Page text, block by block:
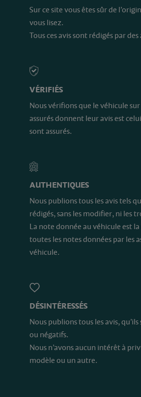
Sur ce site vous êtes sûr de
vous lisez.
Tous ces avis sont rédigés par des
VÉRIFIÉS
Nous vérifions que le véhicule
assurés donnent leur avis est
sont assurés.
AUTHENTIQUES
Nous publions tous les avis tels
rédigés, sans les modifier, ni les
La note donnée au véhicule est
toutes les notes données par les
véhicule.
DÉSINTÉRESSÉS
Nous publions tous les avis,
ou négatifs.
Nous n’avons aucun intérêt à
modèle ou un autre.